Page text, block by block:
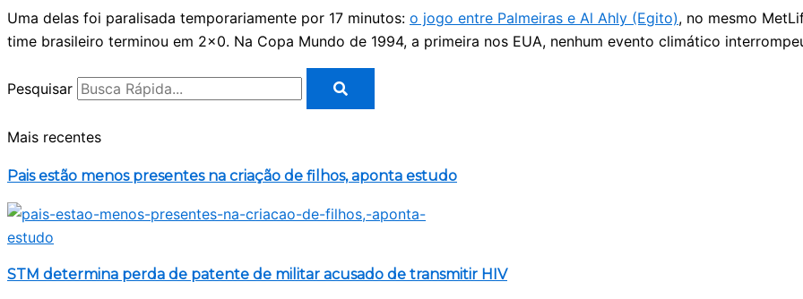
Uma delas foi paralisada temporariamente por 17 minutos: o jogo entre Palmeiras e Al Ahly (Egito), no mesmo
time brasileiro terminou em 2×0. Na Copa Mundo de 1994, a primeira nos EUA, nenhum evento climático
Pesquisar
Mais recentes
Pais estão menos presentes na criação de filhos, aponta estudo
STM determina perda de patente de militar acusado de transmitir HIV